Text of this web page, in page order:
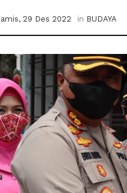
29 Des 2022 in BUDAYA